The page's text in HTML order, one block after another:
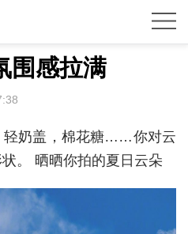
围感拉满
轻奶盖，棉花糖……你对云
。 晒晒你拍的夏日云朵